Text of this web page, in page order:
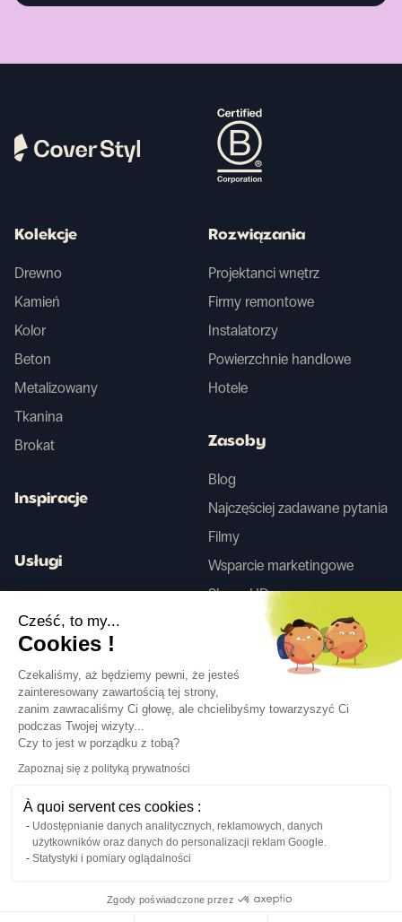
Obserwuj nas
Kolekcje
Drewno
Kamień
Kolor
Beton
Metalizowany
Tkanina
Brokat
Inspiracje
Usługi
Rozwiązania
Projektanci wnętrz
Firmy remontowe
Instalatorzy
Powierzchnie handlowe
Hotele
Zasoby
Blog
Najczęściej zadawane pytania
Filmy
Wsparcie marketingowe
Skany HD
Informacje prawnePolityka prywatności
Język PL ↓
Cześć, to my...
Cookies !
Czekaliśmy, aż będziemy pewni, że jesteś
zainteresowany zawartością tej strony,
zanim zawracaliśmy Ci głowę, ale chcielibyśmy towarzyszyć Ci
podczas Twojej wizyty...
Czy to jest w porządku z tobą?
Zapoznaj się z polityką prywatności
À quoi servent ces cookies :
Udostępnianie danych analitycznych, reklamowych, danych
użytkowników oraz danych do personalizacji reklam Google.
Statystyki i pomiary oglądalności
Zgody poświadczone przez